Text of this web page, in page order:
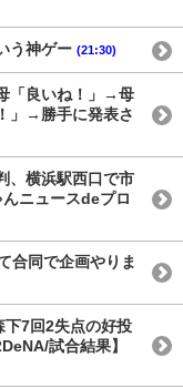
う神ゲー (21:30)
「良いね！」→母
」→勝手に発表さ
、横浜駅西口で市
ニュースdeプロ
合同で企画やりま
下7回2失点の好投
試合結果】